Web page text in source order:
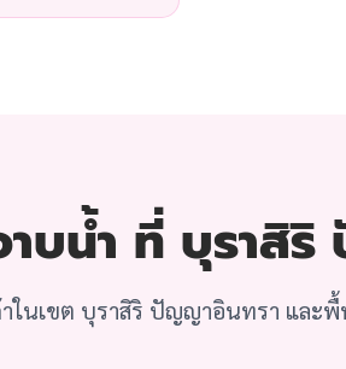
บน้ำ ที่ บุราสิ
ในเขต บุราสิริ ปัญญาอินทรา และพื้